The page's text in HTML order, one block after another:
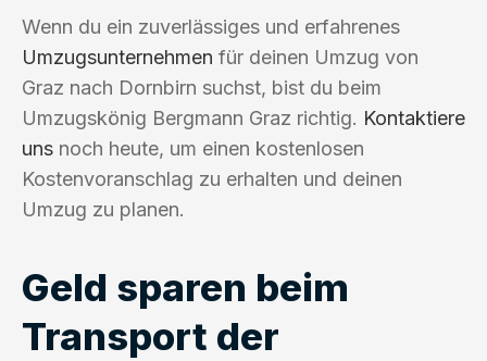
Wenn du ein zuverlässiges und erfahrenes
Umzugsunternehmen für deinen Umzug von
Graz nach Dornbirn suchst, bist du beim
Umzugskönig Bergmann Graz richtig. Kontaktiere
uns noch heute, um einen kostenlosen
Kostenvoranschlag zu erhalten und deinen
Umzug zu planen.
Geld sparen beim
Transport der